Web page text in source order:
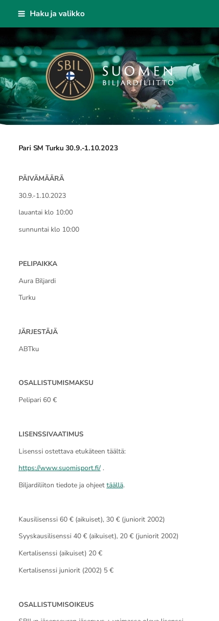
Siirry
sisältöön
Haku ja valikko
Suomen Biljardiliitto ry
Pari SM Turku 30.9.-1.10.2023
PÄIVÄMÄÄRÄ
30.9.-1.10.2023
lauantai klo 10:00
sunnuntai klo 10:00
PELIPAIKKA
Aura Biljardi
Turku
JÄRJESTÄJÄ
ABTku
OSALLISTUMISMAKSU
Pelipari 60 €
LISENSSIVAATIMUS
Lisenssi ostettava etukäteen täältä:
https://www.suomisport.fi/.
Biljardiliiton tiedote ja ohjeet täällä.
Kausilisenssi 60 € (aikuiset), 30 € (juniorit 2002)
Syyskausilisenssi 40 € (aikuiset), 20 € (juniorit 2002)
Kertalisenssi (aikuiset) 20 €
Kertalisenssi juniorit (2002) 5 €
OSALLISTUMISOIKEUS